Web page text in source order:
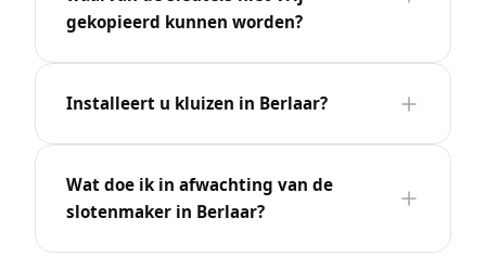
gekopieerd kunnen worden?
Installeert u kluizen in Berlaar?
Wat doe ik in afwachting van de
slotenmaker in Berlaar?